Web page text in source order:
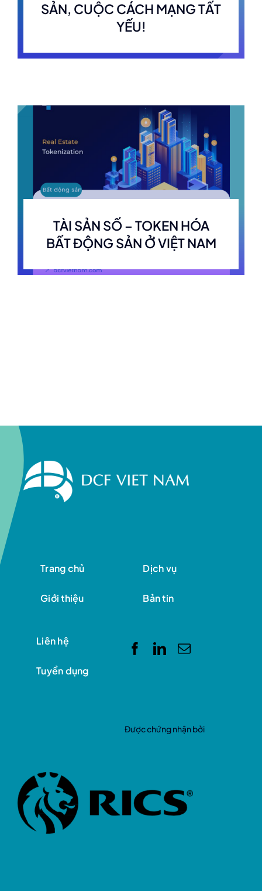
SẢN, CUỘC CÁCH MẠNG TẤT
YẾU!
TÀI SẢN SỐ – TOKEN HÓA
BẤT ĐỘNG SẢN Ở VIỆT NAM
Trang chủ
Giới thiệu
Dịch vụ
Bản tin
Liên hệ
Tuyển dụng
Được chứng nhận bởi